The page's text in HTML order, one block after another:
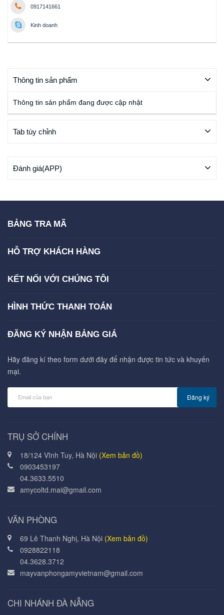
0917141661
Kinh doanh
Thông tin sản phẩm
Thông tin sản phẩm đang được cập nhật
Tab tùy chỉnh
Đánh giá(APP)
BẢNG TRA MÃ
HỖ TRỢ KHÁCH HÀNG
KẾT NỐI VỚI CHÚNG TÔI
HÌNH THỨC THANH TOÁN
ĐĂNG KÝ NHẬN BẢNG GIÁ
Hãy đăng kí theo form dưới đây để nhận được tin tức và khuyến
mại.
Đăng ký
TRỤ SỞ CHÍNH
18/124 Vĩnh Tuy, Hà Nội (Xem bản đồ)
0903453197
04.3633.5510
amycoltd.mai@gmail.com
VĂN PHÒNG
69 Lê Thanh Nghị, Hà Nội (Xem bản đồ)
0928822118
04.3628.3712
mayvanphongamyvietnam@gmail.com
CHI NHÁNH ĐÀ NẴNG